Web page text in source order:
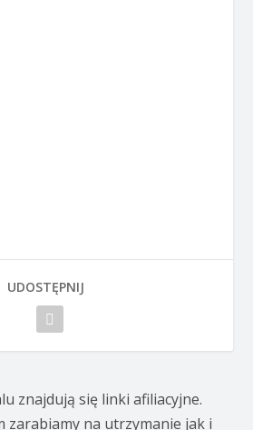
UDOSTĘPNIJ
znajdują się linki afiliacyjne.
zarabiamy na utrzymanie jak i